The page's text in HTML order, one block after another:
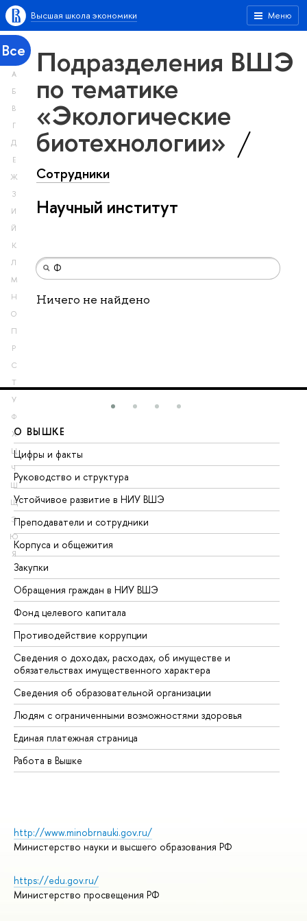
Меню
Высшая школа экономики
Все
А
Б
В
Г
Д
Е
Ж
З
И
Й
К
Л
М
Н
О
П
Р
С
Т
У
Ф
Х
Ц
Ч
Ш
Щ
Э
Ю
Я
Подразделения ВШЭ
по тематике
«Экологические
биотехнологии»
Сотрудники
Научный институт
Ничего не найдено
О ВЫШКЕ
Цифры и факты
Руководство и структура
Устойчивое развитие в НИУ ВШЭ
Преподаватели и сотрудники
Корпуса и общежития
Закупки
Обращения граждан в НИУ ВШЭ
Фонд целевого капитала
Противодействие коррупции
Сведения о доходах, расходах, об имуществе и
обязательствах имущественного характера
Сведения об образовательной организации
Людям с ограниченными возможностями здоровья
Единая платежная страница
Работа в Вышке
http://www.minobrnauki.gov.ru/
Министерство науки и высшего образования РФ
https://edu.gov.ru/
Министерство просвещения РФ